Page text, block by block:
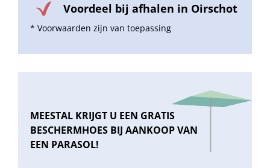
Voordeel bij afhalen in Oirschot
* Voorwaarden zijn van toepassing
MEESTAL KRIJGT U EEN GRATIS
BESCHERMHOES BIJ AANKOOP VAN
EEN PARASOL!